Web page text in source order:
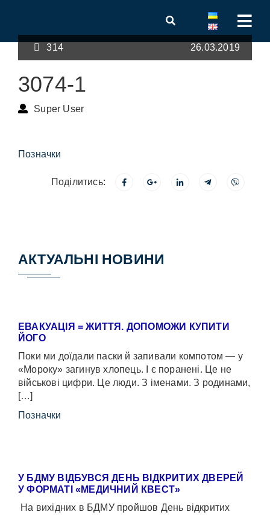
314 26.03.2019
3074-1
Super User
Позначки
Поділитись:
АКТУАЛЬНІ НОВИНИ
ЕВАКУАЦІЯ = ЖИТТЯ. ДОПОМОЖИ КУПИТИ
ЙОГО
Поки ми доїдали паски й запивали компотом — у
«Мороку» загинув хлопець. І є поранені. Це не
військові цифри. Це люди. З іменами. З родинами,
[…]
Позначки
У БДМУ ВІДБУВСЯ ДЕНЬ ВІДКРИТИХ ДВЕРЕЙ
У ФОРМАТІ «МЕДИЧНИЙ КВЕСТ»
На вихідних в БДМУ пройшов День відкритих